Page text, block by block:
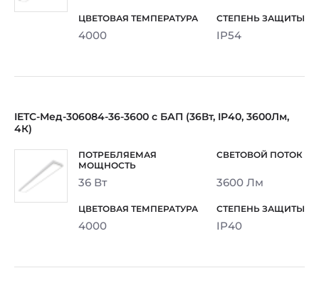
4000 IP54
IETC-Мед-306084-36-3600 с БАП (36Вт, IP40, 3600Лм,
4К)
36 Вт 3600 Лм
4000 IP40